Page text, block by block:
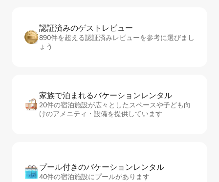
認証済みのゲ⁠ス⁠ト⁠レ⁠ビ⁠ュ⁠ー
890件を超える認証済みレビューを参考に選びまし
ょう
家族で泊まれるバ⁠ケ⁠ー⁠シ⁠ョ⁠ンレ⁠ン⁠タ⁠ル
20件の宿泊施設が広々としたスペースや子ども向
けのアメニティ・設備を提供しています
プール付きのバ⁠ケ⁠ー⁠シ⁠ョ⁠ンレ⁠ン⁠タ⁠ル
40件の宿泊施設にプールがあります